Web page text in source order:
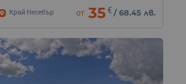
Край Несебър от 35 € / 68.45 лв.